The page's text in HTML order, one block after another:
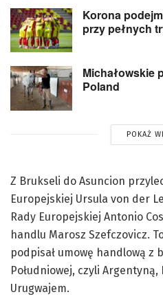
Korona
przy pełnych
Michałowskie
Poland
POKAŻ
Z Brukseli do Asuncion
Europejskiej Ursula von der
Rady Europejskiej Antonio
handlu Marosz Szefczovicz.
podpisał umowę handlową z
Południowej, czyli Argentyną,
Urugwajem.